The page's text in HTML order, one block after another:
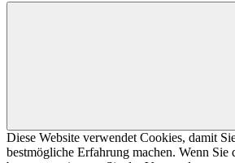
Diese Website verwendet Cookies, damit
bestmögliche Erfahrung machen. Wenn Sie